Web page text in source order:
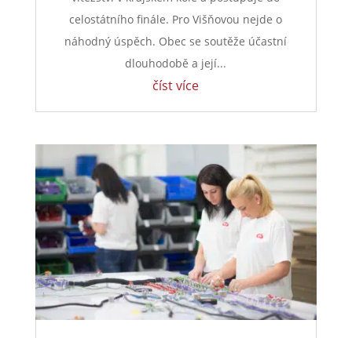
celostátního finále. Pro Višňovou nejde o
náhodný úspěch. Obec se soutěže účastní
dlouhodobě a její...
číst více